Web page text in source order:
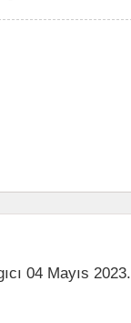
04 Mayıs 2023.